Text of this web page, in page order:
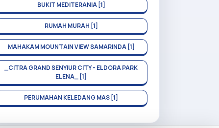
BUKIT MEDITERANIA [1]
RUMAH MURAH [1]
MAHAKAM MOUNTAIN VIEW SAMARINDA [1]
_CITRA GRAND SENYIUR CITY - ELDORA PARK
ELENA_ [1]
PERUMAHAN KELEDANG MAS [1]